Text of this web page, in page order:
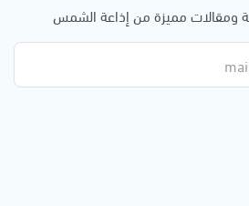
ومقالات مميزة من إذاعة الشمس